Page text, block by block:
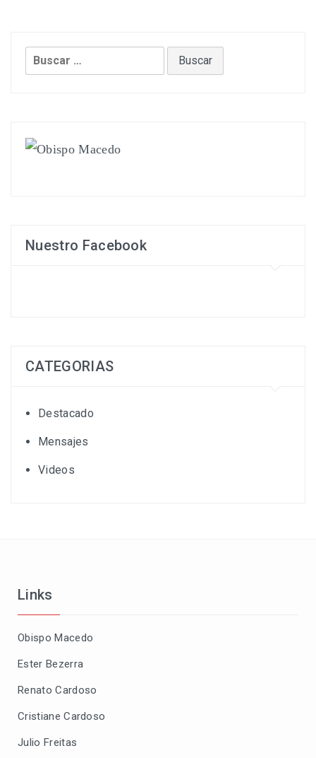
Buscar:
Nuestro Facebook
CATEGORIAS
Destacado
Mensajes
Videos
Links
Obispo Macedo
Ester Bezerra
Renato Cardoso
Cristiane Cardoso
Julio Freitas